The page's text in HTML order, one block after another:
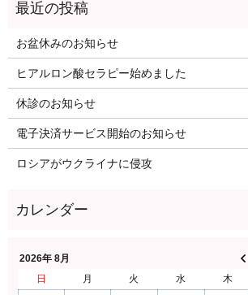
お盆休みのお知らせ
ヒアルロン酸セラピー始めました
休診のお知らせ
電子決済サービス開始のお知らせ
ロシアがウクライナに侵攻
2026年 8月
日
月 火 水 木